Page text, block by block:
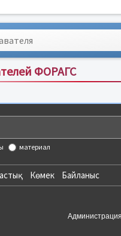
ФОРАГС
материал
Көмек Байланыс